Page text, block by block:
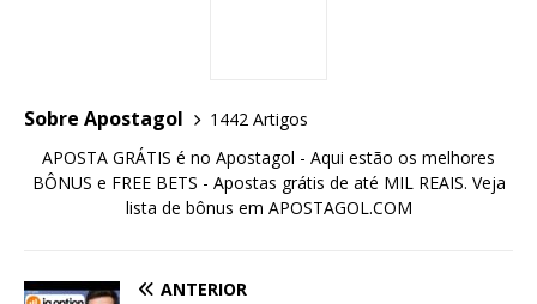
Sobre Apostagol
1442 Artigos
APOSTA GRÁTIS é no Apostagol - Aqui estão os melhores
BÔNUS e FREE BETS - Apostas grátis de até MIL REAIS. Veja
lista de bônus em APOSTAGOL.COM
ANTERIOR